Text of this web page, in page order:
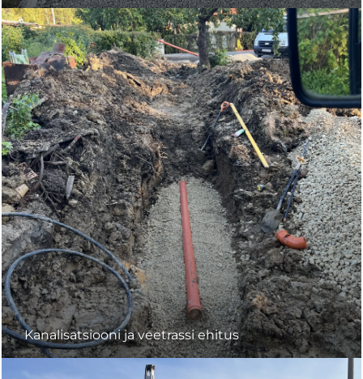
Kanalisatsiooni ja veetrassi ehitus